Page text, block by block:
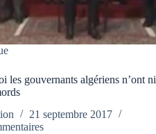
les gouvernants algériens n’ont ni
21 septembre 2017